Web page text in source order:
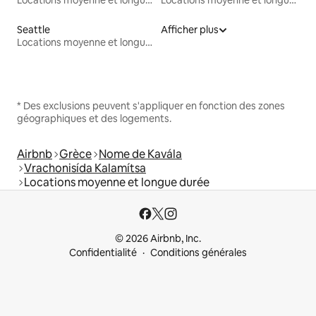
Seattle
Locations moyenne et longue durée
Afficher plus
* Des exclusions peuvent s'appliquer en fonction des zones
géographiques et des logements.
Airbnb Grèce Nome de Kavála
Vrachonisída Kalamítsa
Locations moyenne et longue durée
© 2026 Airbnb, Inc.
Confidentialité
Conditions générales